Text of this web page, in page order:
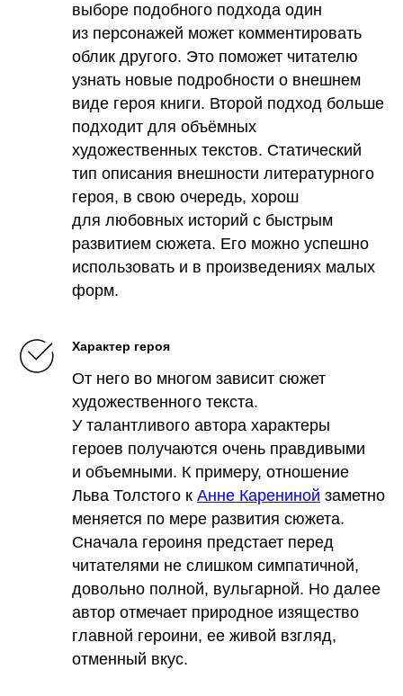
выборе подобного подхода один
из персонажей может комментировать
облик другого. Это поможет читателю
узнать новые подробности о внешнем
виде героя книги. Второй подход больше
подходит для объёмных
художественных текстов. Статический
тип описания внешности литературного
героя, в свою очередь, хорош
для любовных историй с быстрым
развитием сюжета. Его можно успешно
использовать и в произведениях малых
форм.
Характ ер героя
От него во многом зависит сюжет
художественного текста.
У талантливого автора характеры
героев получаются очень правдивыми
и объемными. К примеру, отношение
Льва Толстого к Анне Карениной заметно
меняется по мере развития сюжета.
Сначала героиня предстает перед
читателями не слишком симпатичной,
довольно полной, вульгарной. Но далее
автор отмечает природное изящество
главной героини, ее живой взгляд,
отменный вкус.